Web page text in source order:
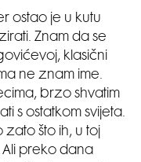
ostao je u kutu
Znam da se
klasični
ne znam ime.
brzo shvatim
s ostatkom svijeta.
zato što ih, u toj
Ali preko dana